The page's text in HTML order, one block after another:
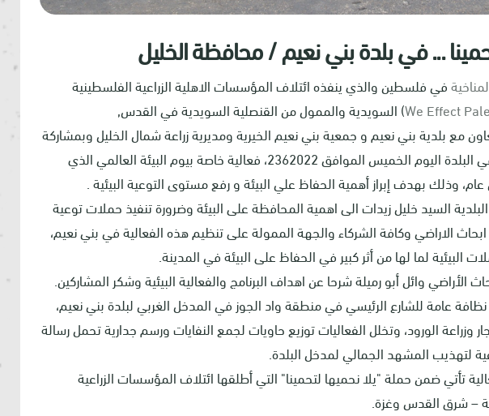
... في بلدة بني نعيم / محافظة الخليل
في فلسطين والذي ينفذه ائتلاف المؤسسات الاهلية الزراعية الفلسطينية
We Effect) السويدية والممول من القنصلية السويدية في القدس,
مع بلدية بني نعيم و جمعية بني نعيم الخيرية ومديرية زراعة شمال الخليل وبمشاركة
مؤسسات المجتمع المدني في البلدة اليوم الخميس الموافق 2362022، فعالية خاصة بيوم البيئة العالمي الذي
السيد خليل زيدات الى اهمية المحافظة على البيئة وضرورة تنفيذ حملات توعية
ابحاث الاراضي وكافة الشركاء والجهة الممولة على تنظيم هذه الفعالية في بني نعيم،
البيئية لما لها من أثر كبير في الحفاظ على البيئة في المدينة.
وائل أبو رميلة شرحا عن اهداف البرنامج والفعالية البيئية وشكر المشاركين.
عامة للشارع الرئيسي في منطقة واد الجوز في المدخل الغربي لبلدة بني نعيم،
وزراعة الورود، وتخلل الفعاليات توزيع حاويات لجمع النفايات ورسم جدارية تحمل رسالة
لتهذيب المشهد الجمالي لمدخل البلدة.
تأتي ضمن حملة "يلا نحميها لتحمينا" التي أطلقها ائتلاف المؤسسات الزراعية
– شرق القدس وغزة.